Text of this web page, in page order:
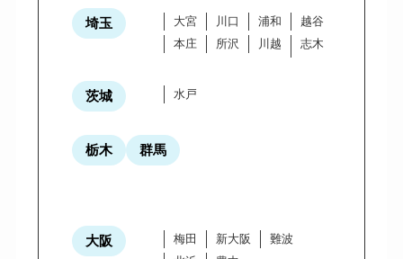
埼玉 大宮 川口 浦和
越谷
本庄
所沢 川越 志木
茨城 水戸
栃木 群馬
大阪 梅田 新大阪
難波